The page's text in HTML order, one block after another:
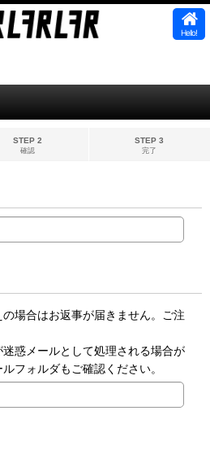
Hello!
STEP 2
確認
STEP 3
完了
場合はお返事が届きません。ご注
惑メールとして処理される場合が
フォルダもご確認ください。